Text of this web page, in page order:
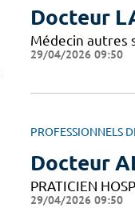
Docteur
Médecin autres
29/04/2026 09:50
PROFESSIONNELS
Docteur
PRATICIEN
29/04/2026 09:50